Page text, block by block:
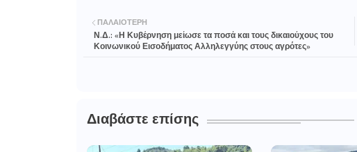
ΠΑΛΑΙΌΤΕΡΗ
Ν.Δ.: «Η Κυβέρνηση μείωσε τα ποσά και τους δικαιούχους του
Κοινωνικού Εισοδήματος Αλληλεγγύης στους αγρότες»
Διαβάστε επίσης